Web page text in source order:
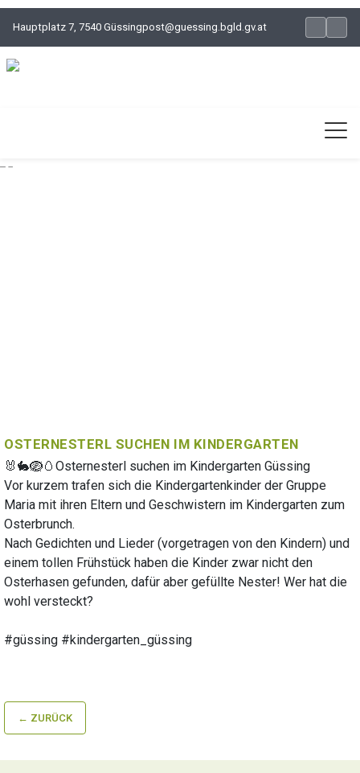
Hauptplatz 7, 7540 Güssingpost@guessing.bgld.gv.at
OSTERNESTERL SUCHEN IM KINDERGARTEN
🐰🐇🪺🥚Osternesterl suchen im Kindergarten Güssing
Vor kurzem trafen sich die Kindergartenkinder der Gruppe
Maria mit ihren Eltern und Geschwistern im Kindergarten zum
Osterbrunch.
Nach Gedichten und Lieder (vorgetragen von den Kindern) und
einem tollen Frühstück haben die Kinder zwar nicht den
Osterhasen gefunden, dafür aber gefüllte Nester! Wer hat die
wohl versteckt?
#güssing #kindergarten_güssing
← ZURÜCK